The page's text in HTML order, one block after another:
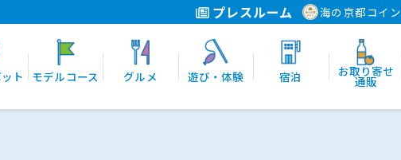
プレスルーム 海の京都コイン
ト モデルコース グルメ 遊び・体験 宿泊 お取り寄せ
通販